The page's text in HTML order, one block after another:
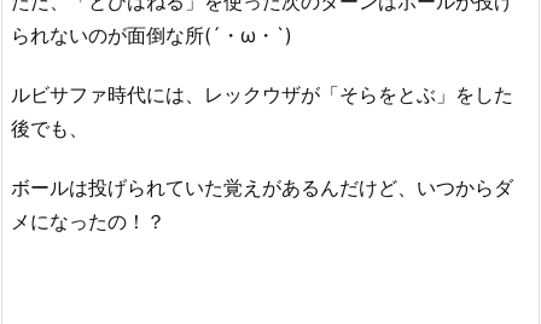
られないのが面倒な所(´・ω・`)
ルビサファ時代には、レックウザが「そらをとぶ」をした
後でも、
ボールは投げられていた覚えがあるんだけど、いつからダ
メになったの！？